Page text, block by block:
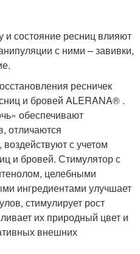
и состояние ресниц влияют
с ними – завивки,
ресничек
и бровей ALERANA® .
обеспечивают
отличаются
с учетом
и бровей. Стимулятор с
целебными
ингредиентами улучшает
стимулирует рост
их природный цвет и
внешних